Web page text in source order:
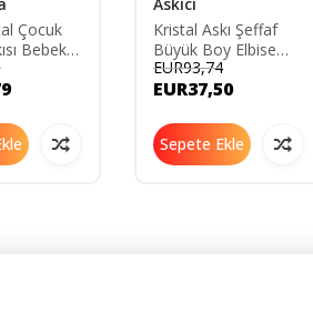
Çocuk
Bebek
Kristal Askı Şeffaf
Büyük Boy Elbise
Askısı 36 Adet
kristal36askı
EUR93,74
EUR37,50
Sepete Ekle